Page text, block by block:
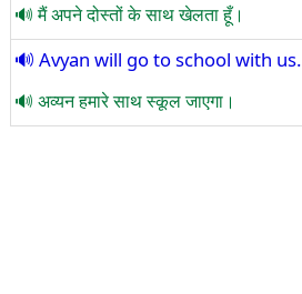
मैं अपने दोस्तों के साथ खेलता हूँ।
Avyan will go to school with us.
अव्यन हमारे साथ स्कूल जाएगा।